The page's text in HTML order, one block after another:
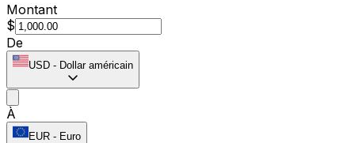
Montant
$
De
USD - Dollar américain
À
EUR - Euro